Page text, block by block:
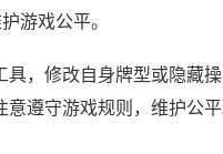
游戏公平。
，修改自身牌型或隐藏
遵守游戏规则，维护公平